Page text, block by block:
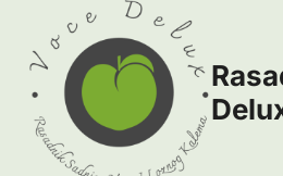
content